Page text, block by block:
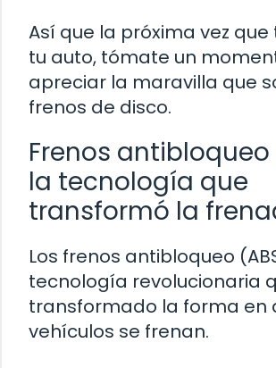
Así que la próxima vez que
tu auto, tómate un
apreciar la maravilla que
frenos de disco.
Frenos antibloqueo
la tecnología que
transformó la
Los frenos antibloqueo
tecnología revolucionaria
transformado la forma en
vehículos se frenan.